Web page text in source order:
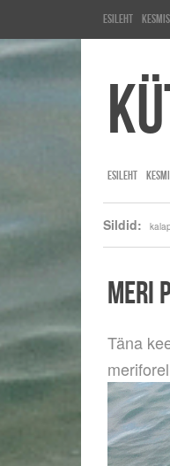
Esileht
ESILEHT
Sildid:
MERI
Täna